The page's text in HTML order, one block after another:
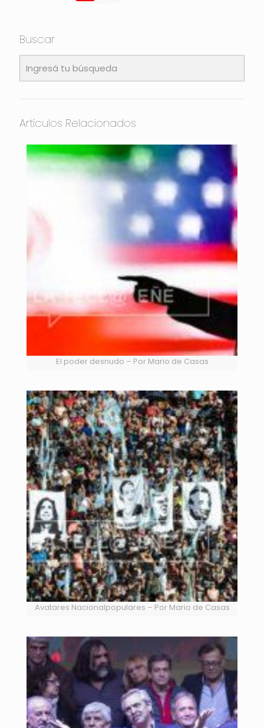
Buscar
Artículos Relacionados
El poder desnudo – Por Mario de Casas
Avatares Nacionalpopulares – Por Mario de Casas